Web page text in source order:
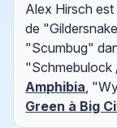
Alex Hirsch
de
"Scumbug"
"Schmebulock
Amphibia,
Green à Big